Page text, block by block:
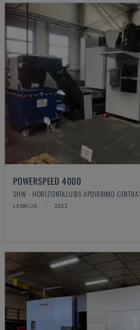
POWERSPEED 4000
SHW - HORIZONTALUSIS APDIRBIMO
LENKIJA 2022